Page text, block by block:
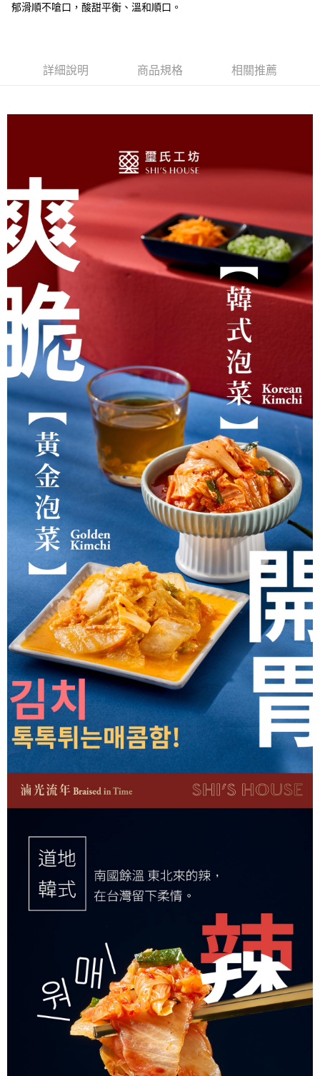
AFTEE先享後付是「在收到商品之後才付款」的支付方式。 讓您購物簡單
３．安心：先確認商品／服務後，再付款。
結帳頁面，進行簡訊認證並確認金額後，即可完成結帳。
ATM／網路銀行／等多元方式進行付款，方視為交易完成。
※ 請注意：結帳手續完成當下不需立刻繳費，但若您需要取消訂單，請聯絡
購買商品的店家。未經商家同意取消之訂單仍視為有效，需透過AFTEE先享
後付繳納相關費用。
※ 交易是否成功請以「AFTEE先享後付 」之結帳頁面顯示為準，若有關於
是否繳費成功／繳費後需取消欲退款等相關疑問，請聯繫「AFTEE先享後付
客戶支援中心」 https://netprotections.freshdesk.com/support/home
【注意事項】
１．透過由恩沛科技股份有限公司提供之「AFTEE先享後付」服務完成之交
易，需依本服務之必要範圍內提供個人資料，並將交易相關給付款項請求債
權轉讓予恩沛科技股份有限公司。
２．關於個人資料處理事宜，請瀏覽以下網址：
https://aftee.tw/terms/#terms3
３．未成年的使用者請事先徵得法定代理人或監護人之同意方可使用
「AFTEE先享後付」，若未經同意申辦者引起之損失，本公司不負相關責
任。
４．使用「AFTEE先享後付」時，將依據個別帳號之用戶狀況，依本公司即
時審查核予不同之上限額度；若仍有額度不足之情形，本公司將視審查結果
請求用戶進行身份認證。
５．嚴禁一人註冊多個帳號或使用他人資訊註冊。若發現惡意使用之情形，
恩沛科技股份有限公司將有權停止該用戶之使用額度並採取法律行動。
ATM付款
冷凍7-11取貨(快速到店)
冷凍宅配
郁滑順不嗆口，酸甜平衡、溫和順口。
詳細說明 商品規格 相關推薦